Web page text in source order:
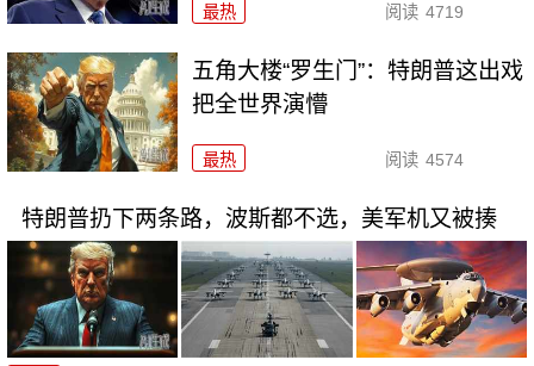
最热 阅读 4719
五角大楼“罗生门”：特朗普这出戏
把全世界演懵
最热 阅读 4574
特朗普扔下两条路，波斯都不选，美军机又被揍